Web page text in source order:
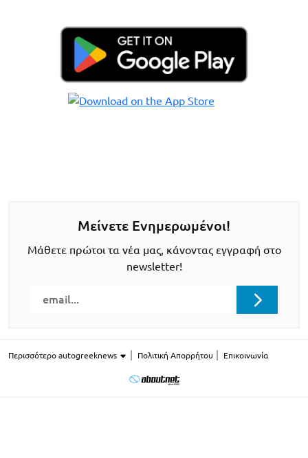
Μείνετε Ενημερωμένοι!
Μάθετε πρώτοι τα νέα μας, κάνοντας εγγραφή στο
newsletter!
Περισσότερο autogreeknews Πολιτική Απορρήτου Επικοινωνία